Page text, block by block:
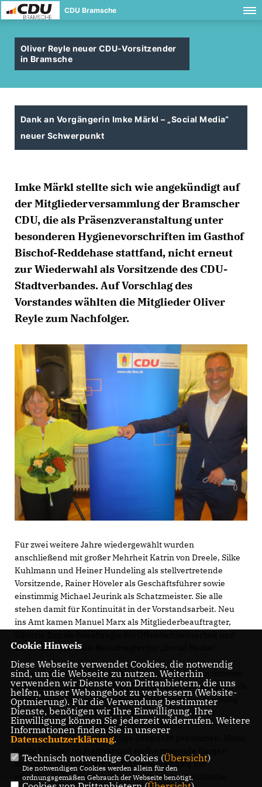
CDU Bramsche
Oliver Reyle neuer CDU-Vorsitzender
in Bramsche
Dank an Vorgängerin Imke Märkl – „Social Media“
neuer Schwerpunkt
Imke Märkl stellte sich wie angekündigt auf
der Mitgliederversamm­lung der Bramscher
CDU, die als Präsenz­veranstaltung unter
besonderen Hygienevor­schriften im Gasthof
Bischof-Reddehase stattfand, nicht erneut
zur Wieder­wahl als Vorsitzende des CDU-
Stadtverbandes. Auf Vor­schlag des
Vorstandes wählten die Mitglieder Oliver
Reyle zum Nachfolger.
Für zwei weitere Jahre wiedergewählt wurden
anschließend mit großer Mehrheit Katrin von Dreele, Silke
Kuhlmann und Heiner Hundeling als stellvertreten­de
Vorsitzende, Rainer Höveler als Geschäftsführer sowie
einstimmig Michael Jeurink als Schatzmeister. Sie alle
stehen damit für Kontinuität in der Vorstands­arbeit. Neu
ins Amt kamen Manuel Marx als Mitglieder­beauf­tragter,
Lars Wallenhorst als Beauftragter für „Social Media“.
Zuvor hatte Imke Märkl erklärt, sie wolle weiterhin intensiv
mitar­beiten, aber den Stab nach sechs intensiven Jahren als
Vorsitzende weiterreichen und die Gesamt­verant­wortung
für die örtliche Parteiarbeit abgeben. Dafür sei ihrer
Meinung nach rechtzei­tig vor den nächsten
Kommunalwahlen der richtige Zeitpunkt gekommen. Märkl
bleibt Mitglied im Stadtrat und stellvertretende Bürger­
meisterin. In ihrem letzten Jahres­bericht ging die
scheidende Vorsitzende dann auf kommunalpolitische
Cookie Hinweis
Diese Webseite verwendet Cookies, die notwendig
sind, um die Webseite zu nutzen. Weiterhin
verwenden wir Dienste von Drittanbietern, die uns
helfen, unser Webangebot zu verbessern (Website-
Optmierung). Für die Verwendung bestimmter
Dienste, benötigen wir Ihre Einwilligung. Ihre
Einwilligung können Sie jederzeit widerrufen. Weitere
Informationen finden Sie in unserer
Datenschutzerklärung.
Technisch notwendige Cookies (Übersicht)
Die notwendigen Cookies werden allein für den
ordnungsgemäßen Gebrauch der Webseite benötigt.